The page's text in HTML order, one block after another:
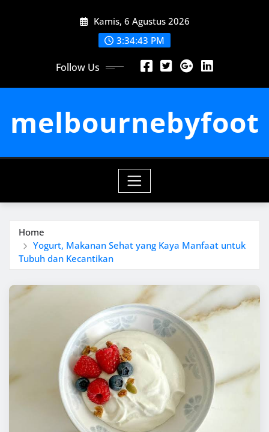
Kamis, 6 Agustus 2026
3:34:44 PM
Follow Us
melbournebyfoot
Home
Yogurt, Makanan Sehat yang Kaya Manfaat untuk
Tubuh dan Kecantikan